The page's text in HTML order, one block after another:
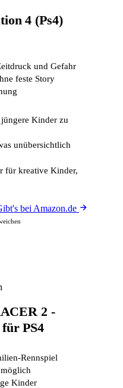
4 (Ps4)
und Gefahr
feste Story
Kinder zu
unübersichtlich
für kreative Kinder,
bei Amazon.de
2 -
PS4
Rennspiel
Kinder